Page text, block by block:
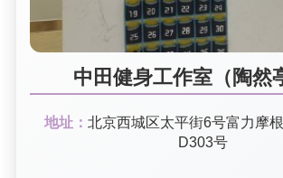
中田健身工作室（陶然
地址： 北京西城区太平街6号富力摩
D303号